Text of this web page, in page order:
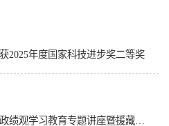
2025年度国家科技进步奖二等奖